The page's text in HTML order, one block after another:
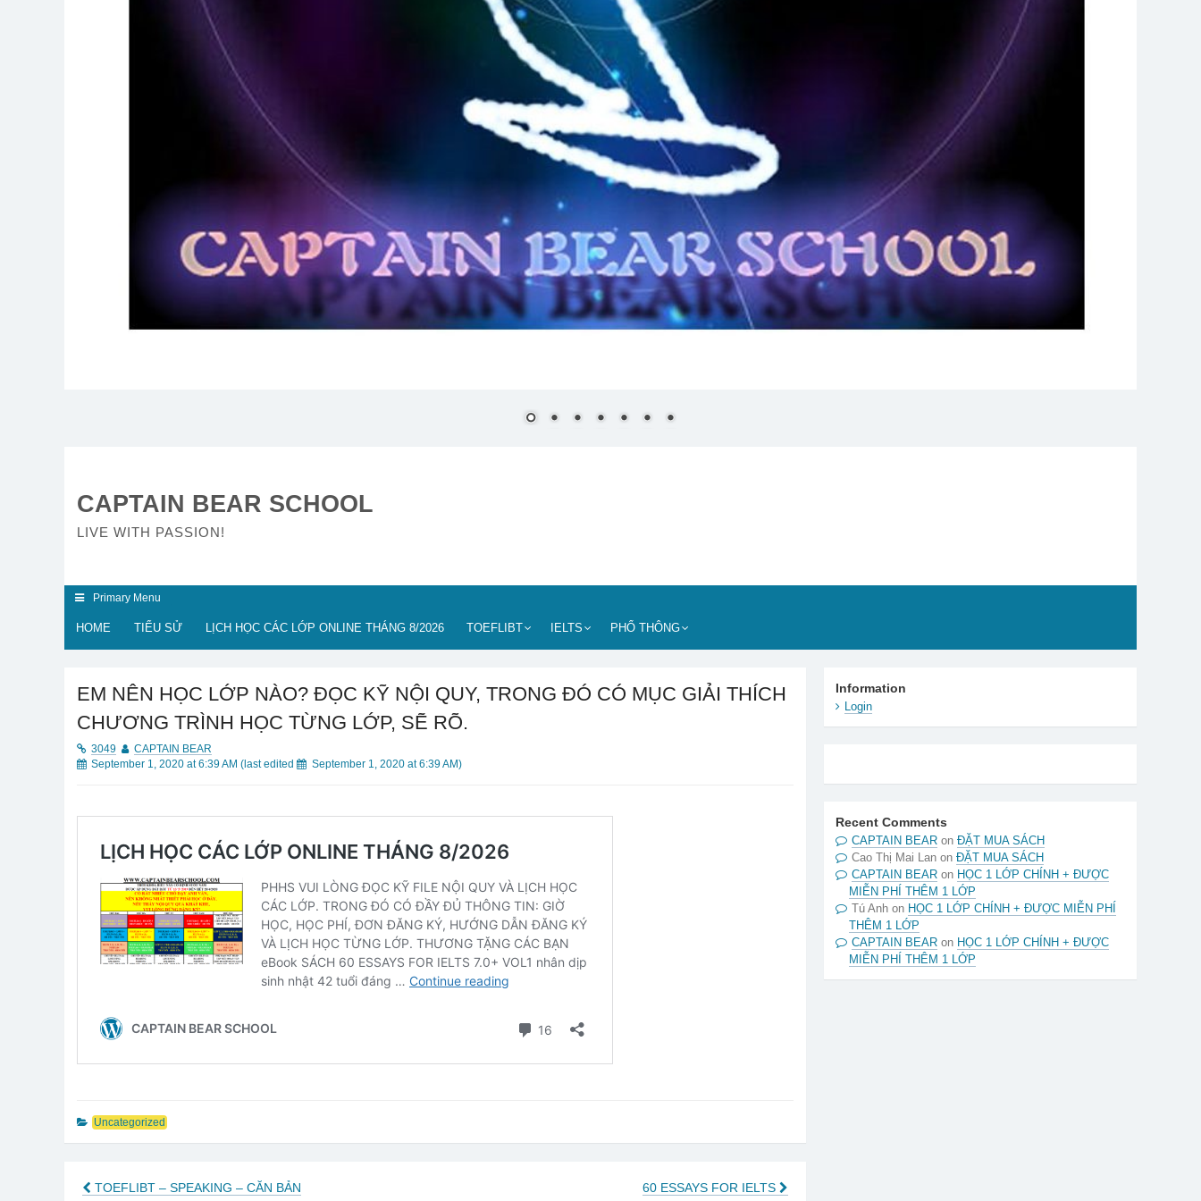
CAPTAIN BEAR SCHOOL
LIVE WITH PASSION!
Primary Menu
HOME TIỂU SỬ LỊCH HỌC CÁC LỚP ONLINE THÁNG 8/2026 TOEFLIBT IELTS PHỔ THÔNG
EM NÊN HỌC LỚP NÀO? ĐỌC KỸ NỘI QUY, TRONG ĐÓ CÓ MỤC GIẢI THÍCH
CHƯƠNG TRÌNH HỌC TỪNG LỚP, SẼ RÕ.
3049
CAPTAIN BEAR
September 1, 2020 at 6:39 AM (last edited September 1, 2020 at 6:39 AM )
Uncategorized
Post
TOEFLIBT – SPEAKING – CĂN BẢN 60 ESSAYS FOR IELTS
Information
Login
Recent Comments
CAPTAIN BEARon ĐẶT MUA SÁCH
Cao Thị Mai Lanon ĐẶT MUA SÁCH
CAPTAIN BEARon HỌC 1 LỚP CHÍNH + ĐƯỢC
MIỄN PHÍ THÊM 1 LỚP
Tú Anhon HỌC 1 LỚP CHÍNH + ĐƯỢC MIỄN PHÍ
THÊM 1 LỚP
CAPTAIN BEARon HỌC 1 LỚP CHÍNH + ĐƯỢC
MIỄN PHÍ THÊM 1 LỚP